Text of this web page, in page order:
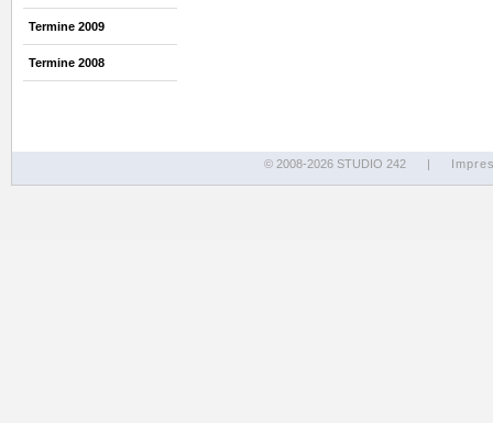
Termine 2009
Termine 2008
© 2008-2026 STUDIO 242 |